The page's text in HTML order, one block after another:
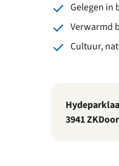
Gelegen in
Verwarmd
Cultuur,
3941 ZK